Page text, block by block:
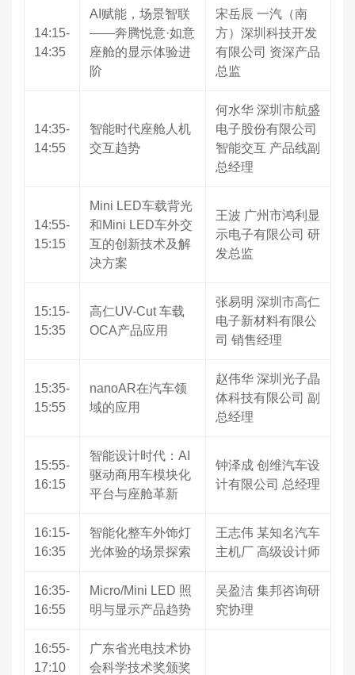
14:15-
14:35
AI赋能，场景智联
——奔腾悦意·如意
座舱的显示体验进
阶
宋岳辰 一汽（南
方）深圳科技开发
有限公司 资深产品
总监
14:35-
14:55
智能时代座舱人机
交互趋势
何水华 深圳市航盛
电子股份有限公司
智能交互 产品线副
总经理
14:55-
15:15
Mini LED车载背光
和Mini LED车外交
互的创新技术及解
决方案
王波 广州市鸿利显
示电子有限公司 研
发总监
15:15-
15:35
高仁UV-Cut 车载
OCA产品应用
张易明 深圳市高仁
电子新材料有限公
司 销售经理
15:35-
15:55
nanoAR在汽车领
域的应用
赵伟华 深圳光子晶
体科技有限公司 副
总经理
15:55-
16:15
智能设计时代：AI
驱动商用车模块化
平台与座舱革新
钟泽成 创维汽车设
计有限公司 总经理
16:15-
16:35
智能化整车外饰灯
光体验的场景探索
王志伟 某知名汽车
主机厂 高级设计师
16:35-
16:55
Micro/Mini LED 照
明与显示产品趋势
吴盈洁 集邦咨询研
究协理
16:55-
17:10
广东省光电技术协
会科学技术奖颁奖